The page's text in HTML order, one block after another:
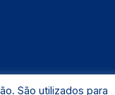
São utilizados para